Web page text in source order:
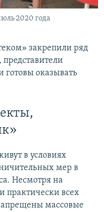
2020 года
закрепили ряд
готовы оказывать
в условиях
мер в
Несмотря на
практически всех
массовые